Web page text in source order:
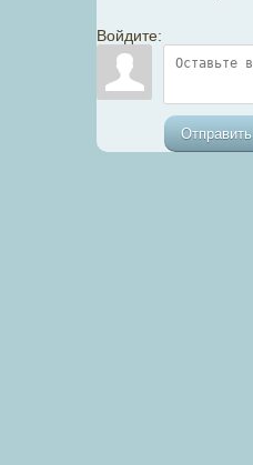
Войдите:
Отправить